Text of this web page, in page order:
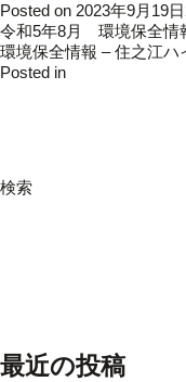
Posted on 2023年9月19日
令和5年8月 環境保全情
環境保全情報 – 住之江
Posted in
検索
最近の投稿